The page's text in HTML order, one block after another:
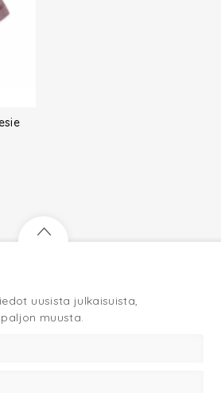
uusista julkaisuista,
muusta.